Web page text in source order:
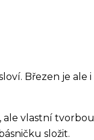
Březen je ale i
ale vlastní tvorbou
složit.